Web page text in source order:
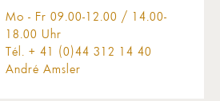
Mo - Fr 09.00-12.00 / 14.00-
18.00 Uhr
Tél. + 41 (0)44 312 14 40
André Amsler